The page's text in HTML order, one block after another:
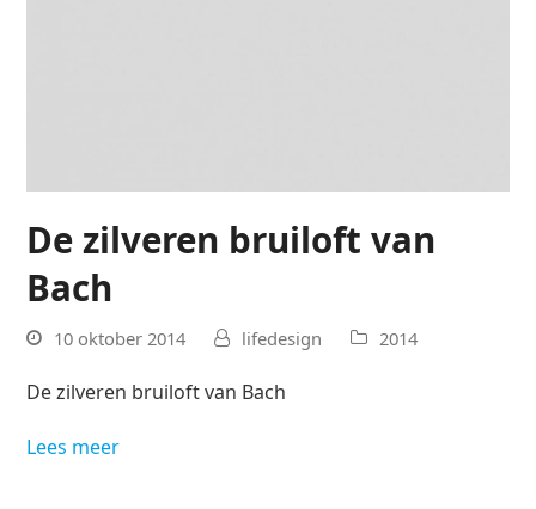
De zilveren bruiloft van
Bach
10 oktober 2014 lifedesign 2014
De zilveren bruiloft van Bach
Lees meer